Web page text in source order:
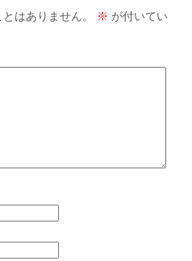
はありません。 ※ が付いてい